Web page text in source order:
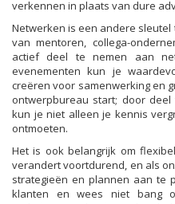
verkennen in plaats van dure
Netwerken is een andere
van mentoren, collega-
actief deel te nemen aan
evenementen kun je
creëren voor samenwerking en
ontwerpbureau start; door
kun je niet alleen je kennis
ontmoeten.
Het is ook belangrijk om
verandert voortdurend, en als
strategieën en plannen aan te
klanten en wees niet bang